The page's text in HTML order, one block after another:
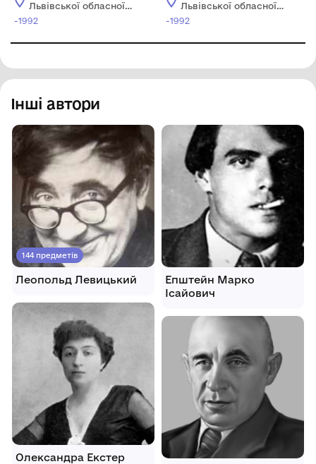
Львівської обласної
ради "Львівський
-1992
Львівської обласної
ради "Львівський
-1992
Інші автори
144 предметів
Леопольд Левицький
Олександра Екстер
Епштейн Марко
Ісайович